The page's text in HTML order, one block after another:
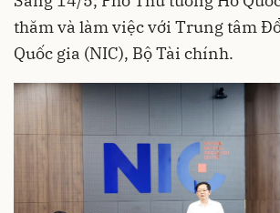
thăm và làm việc với Trung tâm
Quốc gia (NIC), Bộ Tài chính.